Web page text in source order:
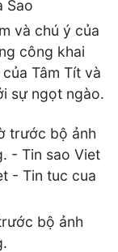
và chú ý của
công khai
Tâm Tít và
sự ngọt ngào.
bộ ảnh